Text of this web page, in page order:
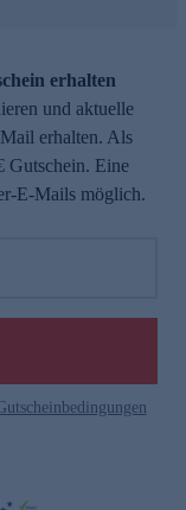
erhalten
und aktuelle
erhalten. Als
Gutschein. Eine
E-Mails möglich.